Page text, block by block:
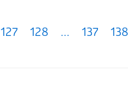
127 128 ... 137 138